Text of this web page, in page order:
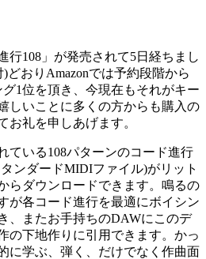
行108」が発売されて5日経ちまし
どおりAmazonでは予約段階から
1位を頂き、今現在もそれがキー
しいことに多くの方からも購入の
お礼を申しあげます。
ている108パターンのコード進行
ンダードMIDIファイル)がリット
らダウンロードできます。鳴るの
が各コード進行を最適にボイシン
、またお手持ちのDAWにこのデ
の下地作りに引用できます。かっ
に学ぶ、弾く、だけでなく作曲面